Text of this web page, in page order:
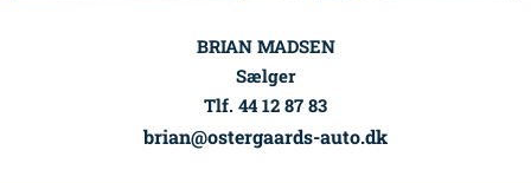
BRIAN MADSEN
Sælger
Tlf. 44 12 87 83
brian@ostergaards-auto.dk